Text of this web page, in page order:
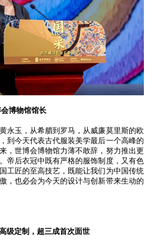
博物馆馆长
玉，从希腊到罗马，从威廉莫里斯的欧
到今天代表古代服装美学最后一个高峰的
，世博会博物馆力薄不敢辞，努力推出更
帝后衣冠中既有严格的服饰制度，又有色
工匠的至高技艺，既能让我们为中国传统
，也必会为今天的设计与创新带来生动的
定制，超三成首次面世